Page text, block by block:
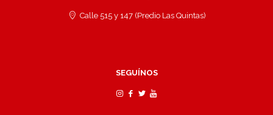
Calle 515 y 147 (Predio Las Quintas)
SEGUÍNOS